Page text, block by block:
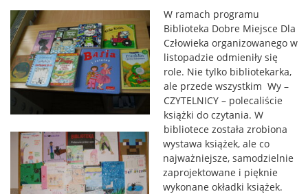
W ramach programu
Biblioteka Dobre Miejsce Dla
Człowieka organizowanego w
listopadzie odmieniły się
role. Nie tylko bibliotekarka,
ale przede wszystkim Wy –
CZYTELNICY – polecaliście
książki do czytania. W
bibliotece została zrobiona
wystawa książek, ale co
najważniejsze, samodzielnie
zaprojektowane i pięknie
wykonane okładki książek.